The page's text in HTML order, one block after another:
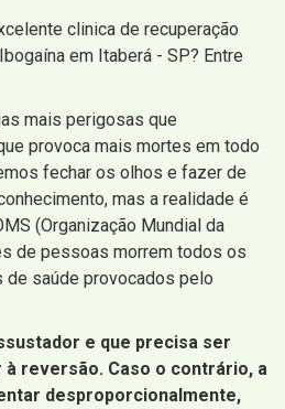
clinica de recuperação
em Itaberá - SP? Entre
mais perigosas que
provoca mais mortes em todo
fechar os olhos e fazer de
mas a realidade é
(Organização Mundial da
de pessoas morrem todos os
saúde provocados pelo
e que precisa ser
à reversão. Caso o contrário, a
desproporcionalmente,